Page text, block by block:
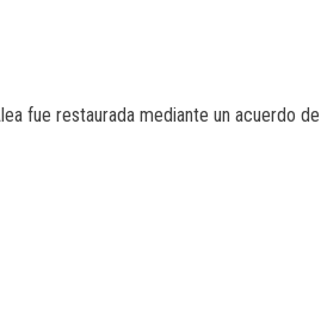
fue restaurada mediante un acuerdo